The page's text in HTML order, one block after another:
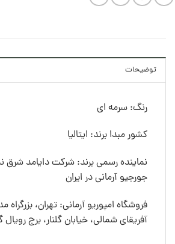
توضیحات
رنگ: سرمه ای
کشور مبدا برند: ایتالیا
نماینده رسمی برند: شرکت دایامد شرق
جورجیو آرمانی در ایران
فروشگاه امپوریو آرمانی: تهران، بزرگراه
آفریقای شمالی، خیابان گلنار، برج رویال